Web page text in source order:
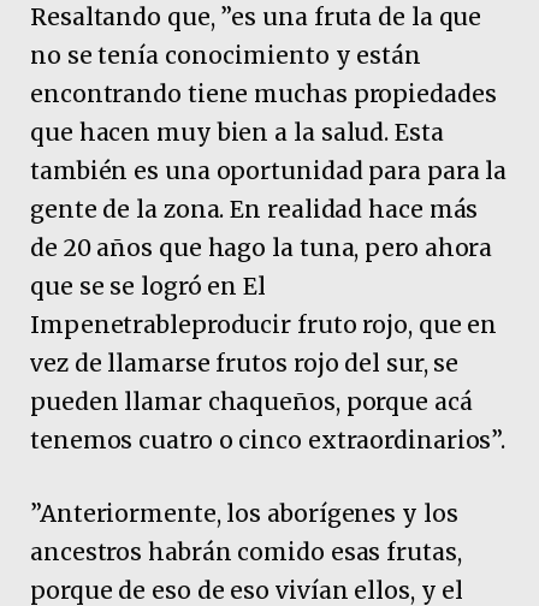
Resaltando que, ”es una fruta de la que
no se tenía conocimiento y están
encontrando tiene muchas propiedades
que hacen muy bien a la salud. Esta
también es una oportunidad para para la
gente de la zona. En realidad hace más
de 20 años que hago la tuna, pero ahora
que se se logró en El
Impenetrableproducir fruto rojo, que en
vez de llamarse frutos rojo del sur, se
pueden llamar chaqueños, porque acá
tenemos cuatro o cinco extraordinarios”.
”Anteriormente, los aborígenes y los
ancestros habrán comido esas frutas,
porque de eso de eso vivían ellos, y el